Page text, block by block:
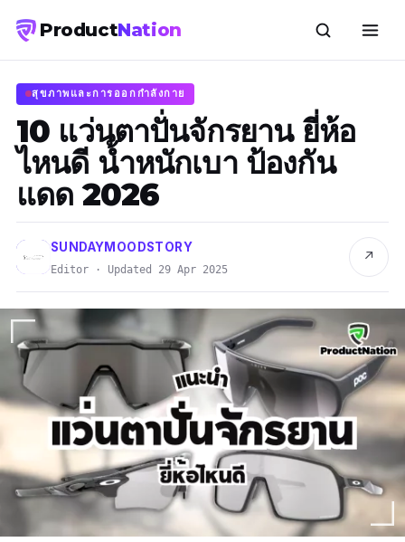
ProductNation
สุขภาพและการออกกำลังกาย
10 แว่นตาปั่นจักรยาน ยี่ห้อ
ไหนดี น้ำหนักเบา ป้องกัน
แดด 2026
SUNDAYMOODSTORY
Editor · Updated 29 Apr 2025
↗